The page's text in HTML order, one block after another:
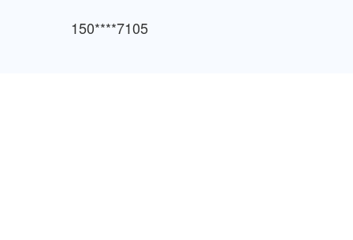
150****7105